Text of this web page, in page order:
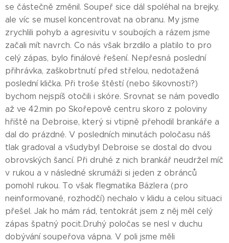
se částečně změnil. Soupeř sice dál spoléhal na brejky,
ale víc se musel koncentrovat na obranu. My jsme
zrychlili pohyb a agresivitu v soubojích a rázem jsme
začali mít navrch. Co nás však brzdilo a platilo to pro
celý zápas, bylo finálové řešení. Nepřesná poslední
přihrávka, zaškobrtnutí před střelou, nedotažená
poslední klička. Při troše štěstí (nebo šikovnosti?)
bychom nejspíš otočili i skóre. Srovnat se nám povedlo
až ve 42.min po Skořepově centru skoro z poloviny
hřiště na Debroise, který si vtipně přehodil brankáře a
dal do prázdné. V posledních minutách poločasu náš
tlak gradoval a všudybyl Debroise se dostal do dvou
obrovských šancí. Při druhé z nich brankář neudržel míč
v rukou a v následné skrumáži si jeden z obránců
pomohl rukou. To však flegmatika Bázlera (pro
neinformované, rozhodčí) nechalo v klidu a celou situaci
přešel. Jak ho mám rád, tentokrát jsem z něj měl celý
zápas špatný pocit.Druhý poločas se nesl v duchu
dobývání soupeřova vápna. V poli jsme měli